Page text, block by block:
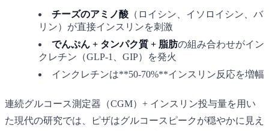
チーズのアミノ酸 （ロイシン、イソロイシン、バ
リン）が直接インスリンを刺激
でんぷん + タンパク質 + 脂肪の組み合わせがイン
クレチン（GLP-1、GIP）を発火
インクレチンは**50-70%**インスリン反応を増幅
連続グルコース測定器（CGM）+ インスリン投与量を用い
た現代の研究では、ピザはグルコースピークが穏やかに見え